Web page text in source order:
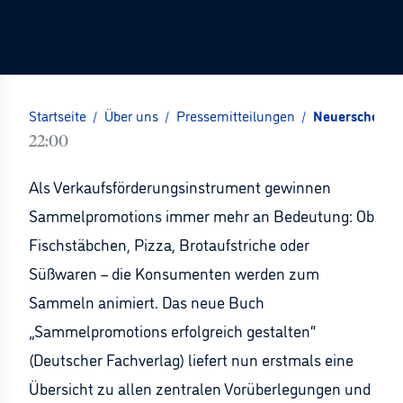
Startseite / Über uns / Pressemitteilungen /
22:00
Als Verkaufsförderungsinstrument gewinnen
Sammelpromotions immer mehr an Bedeutung: Ob
Fischstäbchen, Pizza, Brotaufstriche oder
Süßwaren – die Konsumenten werden zum
Sammeln animiert. Das neue Buch
„Sammelpromotions erfolgreich gestalten“
(Deutscher Fachverlag) liefert nun erstmals eine
Übersicht zu allen zentralen Vorüberlegungen und